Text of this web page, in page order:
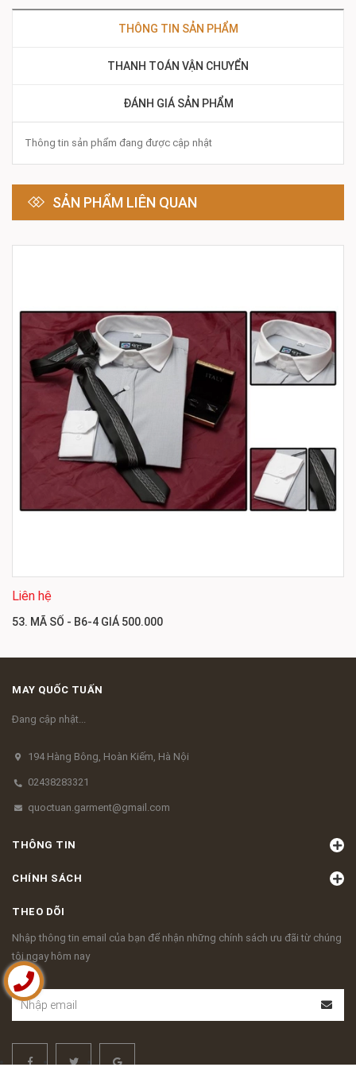
THÔNG TIN SẢN PHẨM
THANH TOÁN VẬN CHUYỂN
ĐÁNH GIÁ SẢN PHẨM
Thông tin sản phẩm đang được cập nhật
SẢN PHẨM LIÊN QUAN
Liên hệ
53. MÃ SỐ - B6-4 GIÁ 500.000
MAY QUỐC TUẤN
Đang cập nhật...
194 Hàng Bông, Hoàn Kiếm, Hà Nội
02438283321
quoctuan.garment@gmail.com
THÔNG TIN
CHÍNH SÁCH
THEO DÕI
Nhập thông tin email của bạn để nhận những chính sách ưu đãi từ chúng
tôi ngay hôm nay